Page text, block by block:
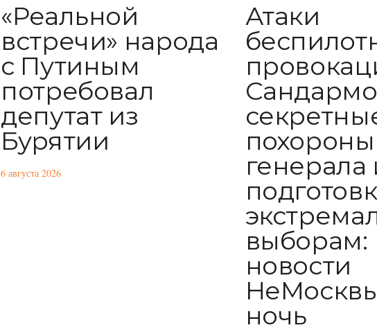
«Реальной
встречи» народа
с Путиным
потребовал
депутат из
Бурятии
6 августа 2026
Атаки
похороны
генерала
выборам:
новости
ночь